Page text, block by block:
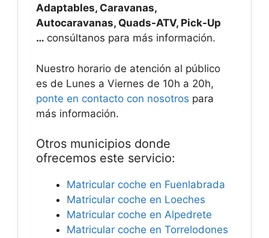
Adaptables, Caravanas,
Autocaravanas, Quads-ATV, Pick-Up
… consúltanos para más información.
Nuestro horario de atención al público
es de Lunes a Viernes de 10h a 20h,
ponte en contacto con nosotros para
más información.
Otros municipios donde
ofrecemos este servicio:
Matricular coche en Fuenlabrada
Matricular coche en Loeches
Matricular coche en Alpedrete
Matricular coche en Torrelodones